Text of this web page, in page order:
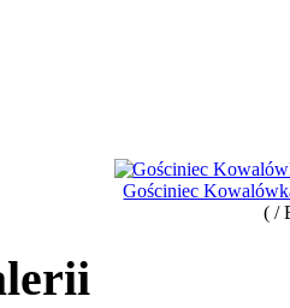
Gościniec
( /